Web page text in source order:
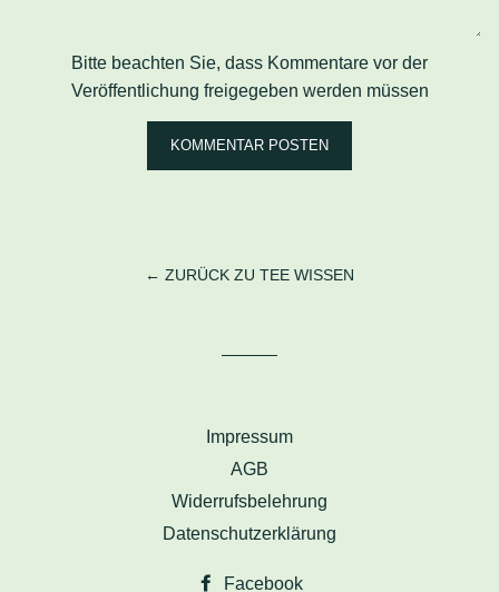
Bitte beachten Sie, dass Kommentare vor der
Veröffentlichung freigegeben werden müssen
← ZURÜCK ZU TEE WISSEN
Impressum
AGB
Widerrufsbelehrung
Datenschutzerklärung
Facebook